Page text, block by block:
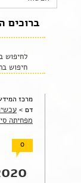
ברוכים
לחיפוש
חיפוש
מרכז
דם >
מפחיתה
0
|